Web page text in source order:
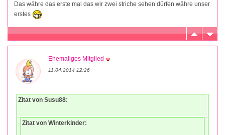
Das währe das erste mal das wir zwei striche sehen dürfen währe unser
erstes
Ehemaliges Mitglied
11.04.2014 12:26
Zitat von Susu88:
Zitat von Winterkinder: